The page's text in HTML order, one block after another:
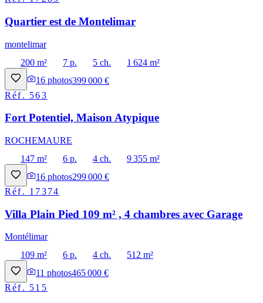
Quartier est de Montelimar
montelimar
200 m²
7 p. 5 ch.
1 624 m²
16 photos399 000 €
Réf. 563
Fort Potentiel, Maison Atypique
ROCHEMAURE
147 m²
6 p. 4 ch.
9 355 m²
16 photos299 000 €
Réf. 17374
Villa Plain Pied 109 m² , 4 chambres avec Garage
Montélimar
109 m²
6 p. 4 ch.
512 m²
11 photos465 000 €
Réf. 515